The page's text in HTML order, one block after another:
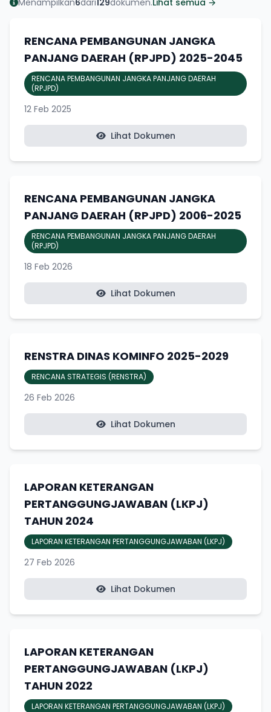
RENCANA PEMBANGUNAN JANGKA
PANJANG DAERAH (RPJPD) 2025-2045
RENCANA PEMBANGUNAN JANGKA PANJANG DAERAH
(RPJPD)
12 Feb 2025
Lihat Dokumen
RENCANA PEMBANGUNAN JANGKA
PANJANG DAERAH (RPJPD) 2006-2025
RENCANA PEMBANGUNAN JANGKA PANJANG DAERAH
(RPJPD)
18 Feb 2026
Lihat Dokumen
RENSTRA DINAS KOMINFO 2025-2029
RENCANA STRATEGIS (RENSTRA)
26 Feb 2026
Lihat Dokumen
LAPORAN KETERANGAN
PERTANGGUNGJAWABAN (LKPJ)
TAHUN 2024
LAPORAN KETERANGAN PERTANGGUNGJAWABAN (LKPJ)
27 Feb 2026
Lihat Dokumen
LAPORAN KETERANGAN
PERTANGGUNGJAWABAN (LKPJ)
TAHUN 2022
LAPORAN KETERANGAN PERTANGGUNGJAWABAN (LKPJ)